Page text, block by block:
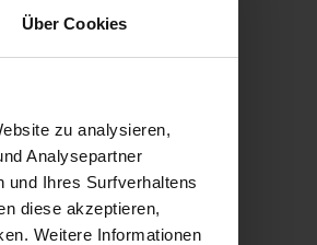
Über Cookies
zu analysieren,
Analysepartner
und Ihres Surfverhaltens
diese akzeptieren,
Weitere Informationen